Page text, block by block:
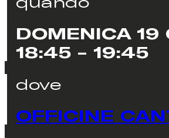
DOMENICA 19
18:45 - 19:45
dove
OFFICINE